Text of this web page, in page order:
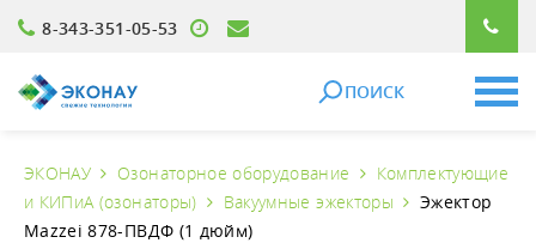
8-343-351-05-53
ПОИСК
ЭКОНАУ Озонаторное оборудование
Комплектующие
и КИПиА (озонаторы)
Вакуумные эжекторы
Эжектор
Mazzei 878-ПВДФ (1 дюйм)